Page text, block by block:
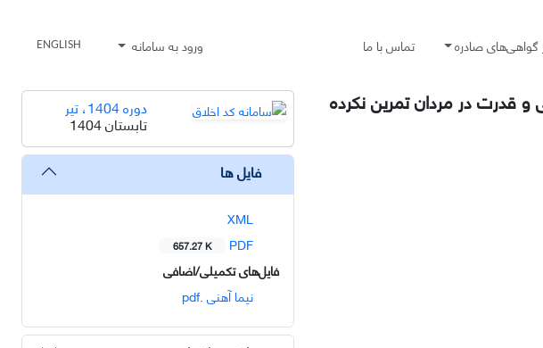
گواهی‌های صادره تماس با ما ورود به سامانه ENGLISH
و قدرت در مردان تمرین نکرده دوره 1404، تیر
تابستان 1404
فایل ها
XML
PDF
657.27 K
فایل‌های تکمیلی/اضافی
نیما آهنی .pdf